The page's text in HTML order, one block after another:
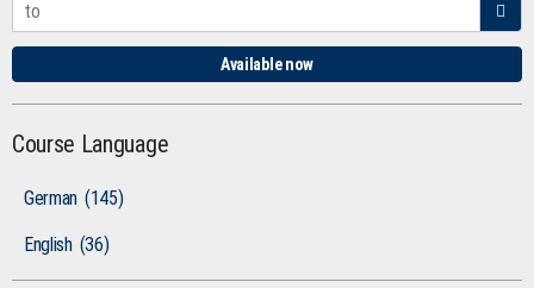
Available now
Course Language
German (145)
English (36)